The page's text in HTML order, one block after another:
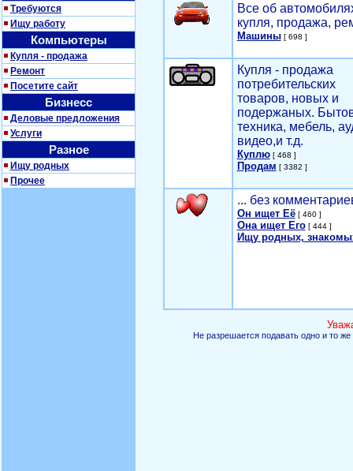
Требуются
Ищу работу
Компьютеры
Купля - продажа
Ремонт
Посетите сайт
Бизнесс
Деловые предложения
Услуги
Разное
Ищу родных
Прочее
Все об
купля, продажа,
Машины[ 698 ]
Купля - продажа
потребительских
товаров, новых и
подержаных.
техника, мебель,
видео,и т.д.
Куплю[ 468 ]
Продам [ 3382 ]
... без
Он ищет Её[ 460 ]
Она ищет Его[ 444 ]
Ищу родных,
Не разрешается подавать одно и то